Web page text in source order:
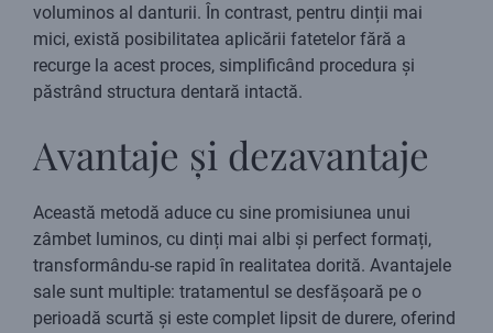
voluminos al danturii. În contrast, pentru dinții mai
mici, există posibilitatea aplicării fatetelor fără a
recurge la acest proces, simplificând procedura și
păstrând structura dentară intactă.
Avantaje și dezavantaje
Această metodă aduce cu sine promisiunea unui
zâmbet luminos, cu dinți mai albi și perfect formați,
transformându-se rapid în realitatea dorită. Avantajele
sale sunt multiple: tratamentul se desfășoară pe o
perioadă scurtă și este complet lipsit de durere, oferind